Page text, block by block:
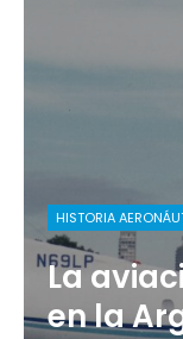
HISTORIA
La
en la